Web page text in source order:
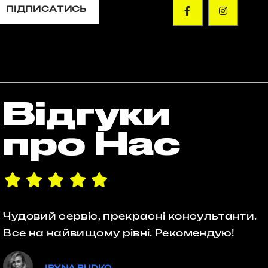
ПІДПИСАТИСЬ
Відгуки
про Нас
Чудовий сервіс, прекрасні консультанти.
Все на найвищому рівні. Рекомендую!